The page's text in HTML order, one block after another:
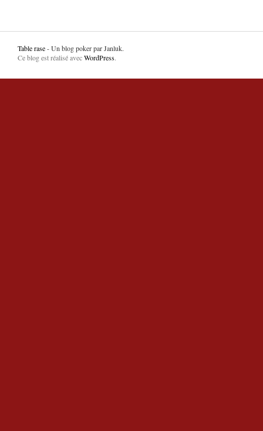
Table rase- Un blog poker par Janluk.
Ce blog est réalisé avecWordPress.